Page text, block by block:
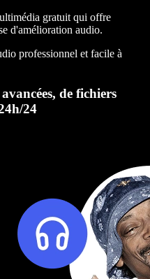
gratuit qui offre
d'amélioration audio.
professionnel et facile à
de fichiers
24